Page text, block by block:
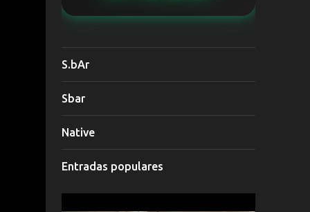
S.bAr
Sbar
Native
Entradas populares